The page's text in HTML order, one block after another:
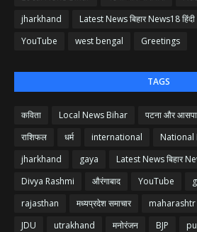
jharkhand
Latest News बिहार News18 हिंदी
YouTube
west bengal Greetings
TAGS
कविता Local News Bihar पटना और
राशिफल
धर्म international National
jharkhand
gaya Latest News बिहार
Divya Rashmi
औरंगाबाद YouTube
rajasthan
मध्यप्रदेश समाचार maharashtr
JDU
utrakhand मनोरंजन BJP